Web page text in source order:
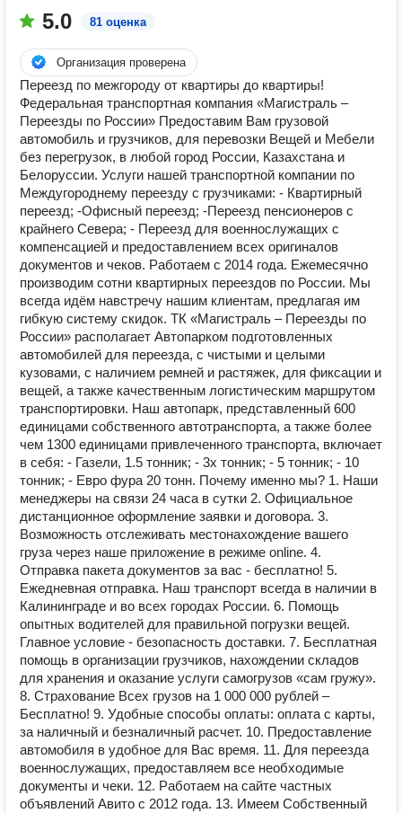
5.0 81 оценка
Организация проверена
Переезд по межгороду от квартиры до квартиры!
Федеральная транспортная компания «Магистраль –
Переезды по России» Предоставим Вам грузовой
автомобиль и грузчиков, для перевозки Вещей и Мебели
без перегрузок, в любой город России, Казахстана и
Белоруссии. Услуги нашей транспортной компании по
Междугороднему переезду с грузчиками: - Квартирный
переезд; -Офисный переезд; -Переезд пенсионеров с
крайнего Севера; - Переезд для военнослужащих с
компенсацией и предоставлением всех оригиналов
документов и чеков. Работаем с 2014 года. Ежемесячно
производим сотни квартирных переездов по России. Мы
всегда идём навстречу нашим клиентам, предлагая им
гибкую систему скидок. ТК «Магистраль – Переезды по
России» располагает Автопарком подготовленных
автомобилей для переезда, с чистыми и целыми
кузовами, с наличием ремней и растяжек, для фиксации и
вещей, а также качественным логистическим маршрутом
транспортировки. Наш автопарк, представленный 600
единицами собственного автотранспорта, а также более
чем 1300 единицами привлеченного транспорта, включает
в себя: - Газели, 1.5 тонник; - 3х тонник; - 5 тонник; - 10
тонник; - Евро фура 20 тонн. Почему именно мы? 1. Наши
менеджеры на связи 24 часа в сутки 2. Официальное
дистанционное оформление заявки и договора. 3.
Возможность отслеживать местонахождение вашего
груза через наше приложение в режиме online. 4.
Отправка пакета документов за вас - бесплатно! 5.
Ежедневная отправка. Наш транспорт всегда в наличии в
Калининграде и во всех городах России. 6. Помощь
опытных водителей для правильной погрузки вещей.
Главное условие - безопасность доставки. 7. Бесплатная
помощь в организации грузчиков, нахождении складов
для хранения и оказание услуги самогрузов «сам гружу».
8. Страхование Всех грузов на 1 000 000 рублей –
Бесплатно! 9. Удобные способы оплаты: оплата с карты,
за наличный и безналичный расчет. 10. Предоставление
автомобиля в удобное для Вас время. 11. Для переезда
военнослужащих, предоставляем все необходимые
документы и чеки. 12. Работаем на сайте частных
объявлений Авито с 2012 года. 13. Имеем Собственный